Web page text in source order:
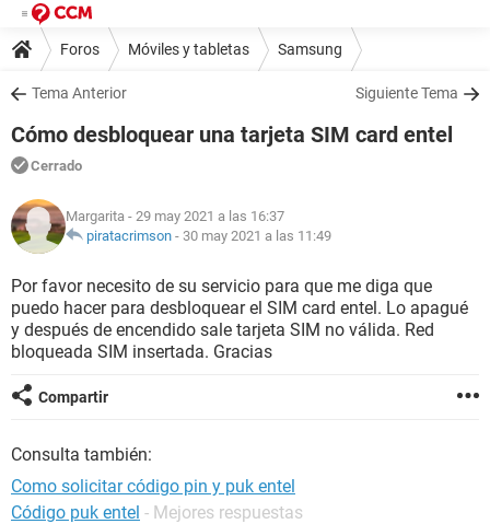
Foros Móviles y tabletas Samsung
Tema Anterior Siguiente Tema
Cómo desbloquear una tarjeta SIM card entel
Cerrado
Margarita - 29 may 2021 a las 16:37
piratacrimson - 30 may 2021 a las 11:49
Por favor necesito de su servicio para que me diga que
puedo hacer para desbloquear el SIM card entel. Lo apagué
y después de encendido sale tarjeta SIM no válida. Red
bloqueada SIM insertada. Gracias
Compartir
Consulta también:
Como solicitar código pin y puk entel
Código puk entel - Mejores respuestas